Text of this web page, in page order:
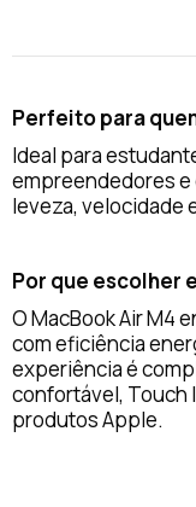
Perfeito para
Ideal para
empreendedores e
leveza, velocidade
Por que escolher
O MacBook Air M4
com eficiência
experiência é
confortável, Touch
produtos Apple.